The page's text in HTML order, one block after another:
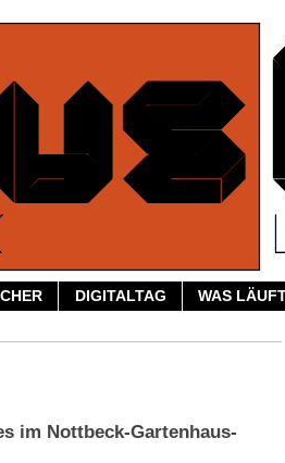
DIGITALTAG WAS
im Nottbeck-Gartenhaus-